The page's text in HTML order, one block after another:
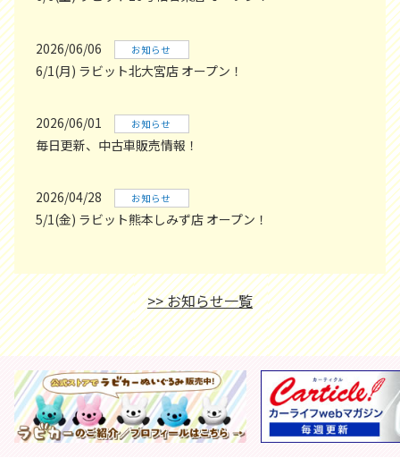
2026/06/06 お知らせ
6/1(月) ラビット北大宮店 オープン！
2026/06/01 お知らせ
毎日更新、中古車販売情報！
2026/04/28 お知らせ
5/1(金) ラビット熊本しみず店 オープン！
>> お知らせ一覧